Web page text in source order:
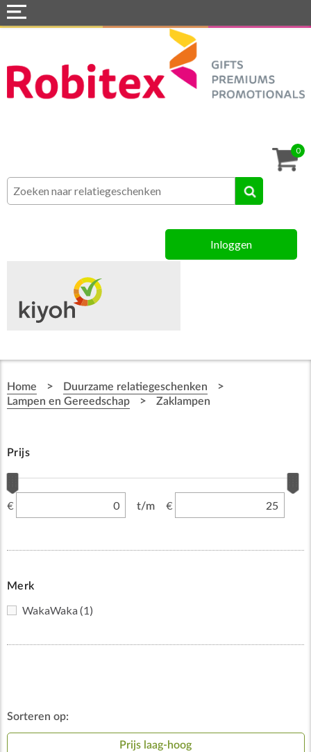
0
Inloggen
Webshops
Textiel
Home > Duurzame relatiegeschenken >
Lampen en Gereedschap > Zaklampen
Prijs
€ t/m €
Merk
WakaWaka(1)
Sorteren op:
Prijs laag-hoog